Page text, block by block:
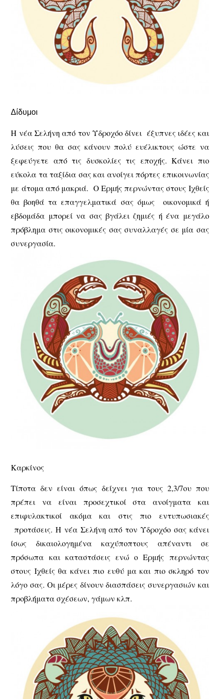
Δίδυμοι
Η νέα Σελήνη από τον Υδροχόο δίνει έξυπνες ιδέες και
λύσεις που θα σας κάνουν πολύ ευέλικτους ώστε να
ξεφεύγετε από τις δυσκολίες τις εποχής. Κάνει πιο
εύκολα τα ταξίδια σας και ανοίγει πόρτες επικοινωνίας
με άτομα από μακριά. Ο Ερμής περνώντας στους Ιχθείς
θα βοηθά τα επαγγελματικά σας όμως οικονομικά ή
εβδομάδα μπορεί να σας βγάλει ζημιές ή ένα μεγάλο
πρόβλημα στις οικονομικές σας συναλλαγές σε μία σας
συνεργασία.
Καρκίνος
Τίποτα δεν είναι όπως δείχνει για τους 2,3/7ου που
πρέπει να είναι προσεχτικοί στα ανοίγματα και
επιφυλακτικοί ακόμα και στις πιο εντυπωσιακές
προτάσεις. Η νέα Σελήνη από τον Υδροχόο σας κάνει
ίσως δικαιολογημένα καχύποπτους απέναντι σε
πρόσωπα και καταστάσεις ενώ ο Ερμής περνώντας
στους Ιχθείς θα κάνει πιο ευθύ μα και πιο σκληρό τον
λόγο σας. Οι μέρες δίνουν διασπάσεις συνεργασιών και
προβλήματα σχέσεων, γάμων κλπ.